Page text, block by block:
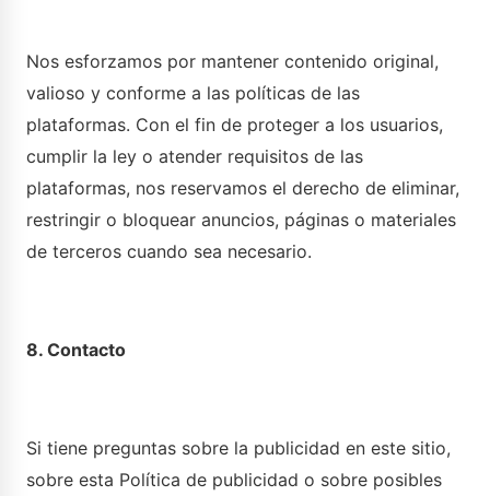
Nos esforzamos por mantener contenido original,
valioso y conforme a las políticas de las
plataformas. Con el fin de proteger a los usuarios,
cumplir la ley o atender requisitos de las
plataformas, nos reservamos el derecho de eliminar,
restringir o bloquear anuncios, páginas o materiales
de terceros cuando sea necesario.
8. Contacto
Si tiene preguntas sobre la publicidad en este sitio,
sobre esta Política de publicidad o sobre posibles